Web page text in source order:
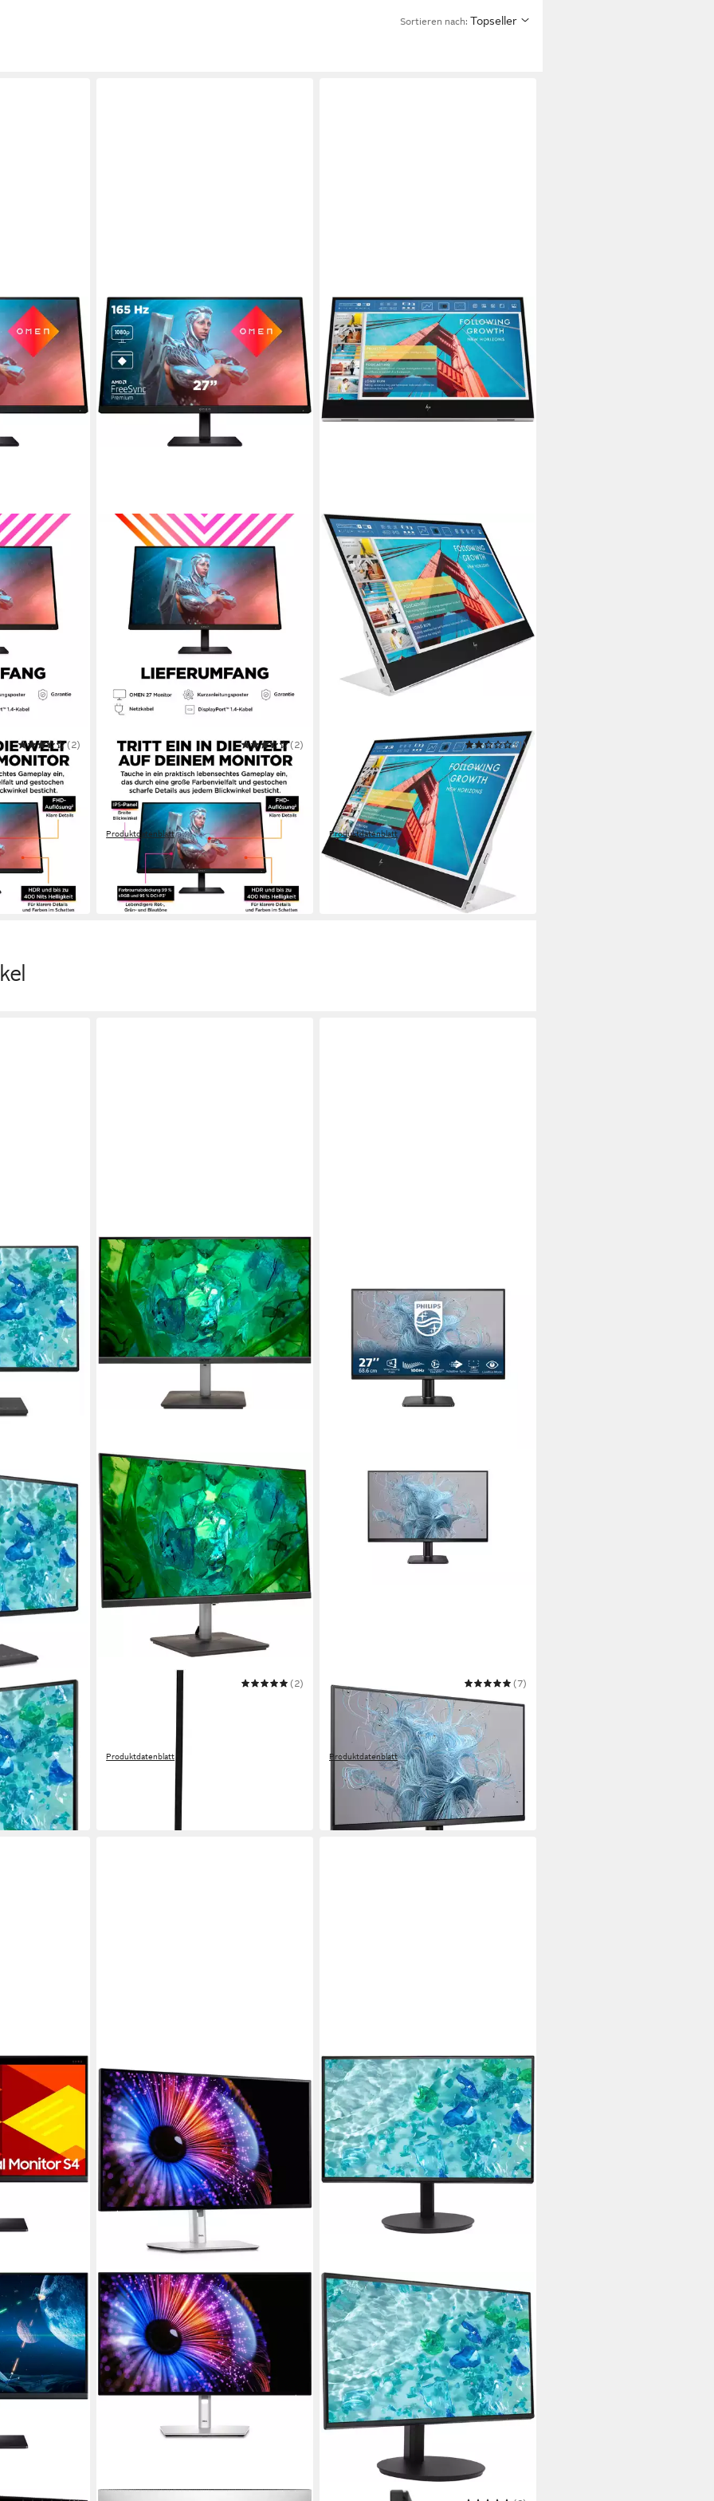
Sortieren nach: Topseller
A) Gaming-
(2)
HP
OMEN 27 G2 (HSD-0155-A) Gaming-
Monitor
69 cm/ 27 Zoll Diagonale
1920 x 1080 px, Full HD Auflösung
1 ms Reaktionszeit
(2)
Produktdatenblatt
168,30 € UVP229,00 €
15,37 €
mtl. in 12 Raten
am nächsten Werktag bei dir
E14 G4 HSD-0073-F Portabler
Monitor
35,6 cm/ 14 Zoll Diagonale
1920 x 1080 px, Full HD Auflösung
5 ms Reaktionszeit
(1)
Produktdatenblatt
256,59 € UVP 285,60 €
12,74 €
mtl. in 24 Raten
in 4-5 Werktagen bei dir
DP BLACK
RS272 P1 LED-Monitor
Reaktionszeit
(2)
Produktdatenblatt
119,00 €
am nächsten Werktag bei dir
PHILIPS
27E2N1100L LCD-Monitor
68,6 cm/ 27 Zoll Diagonale
1920 x 1080 px, Full HD Auflösung
Reaktionszeit
(7)
Produktdatenblatt
ab 99,68 €
in 2-3 Werktagen bei dir